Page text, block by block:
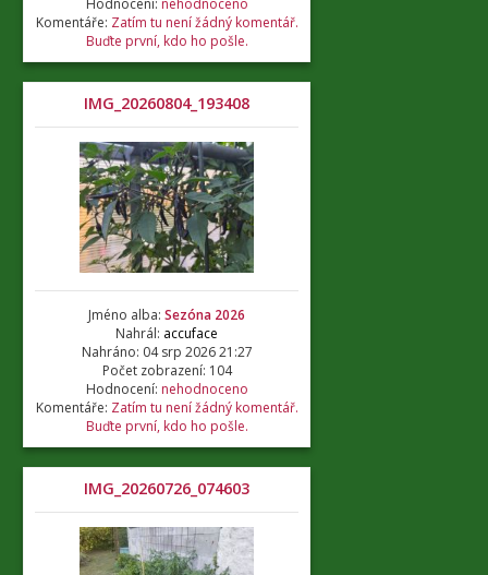
Hodnocení: nehodnoceno
Komentáře: Zatím tu není žádný komentář.
Buďte první, kdo ho pošle.
IMG_20260804_193408
Jméno alba: Sezóna 2026
Nahrál: accuface
Nahráno: 04 srp 2026 21:27
Počet zobrazení: 104
Hodnocení: nehodnoceno
Komentáře: Zatím tu není žádný komentář.
Buďte první, kdo ho pošle.
IMG_20260726_074603